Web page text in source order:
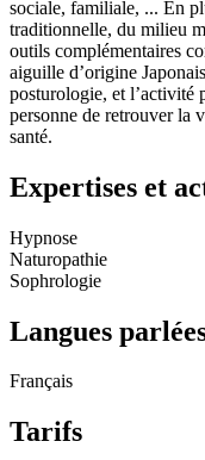
sociale, familiale, ... En
traditionnelle, du milieu
outils complémentaires
aiguille d’origine
posturologie, et l’activité
personne de retrouver la
santé.
Expertises et
Hypnose
Naturopathie
Sophrologie
Langues
Français
Tarifs